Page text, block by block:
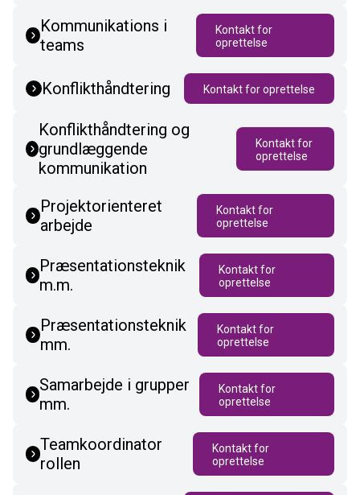
Kommunikations i
teams
Kontakt for
oprettelse
Konflikthåndtering Kontakt for oprettelse
Konflikthåndtering og
grundlæggende
kommunikation
Kontakt for
oprettelse
Projektorienteret
arbejde
Kontakt for
oprettelse
Præsentationsteknik
m.m.
Kontakt for
oprettelse
Præsentationsteknik
mm.
Kontakt for
oprettelse
Samarbejde i grupper
mm.
Kontakt for
oprettelse
Teamkoordinator
rollen
Kontakt for
oprettelse